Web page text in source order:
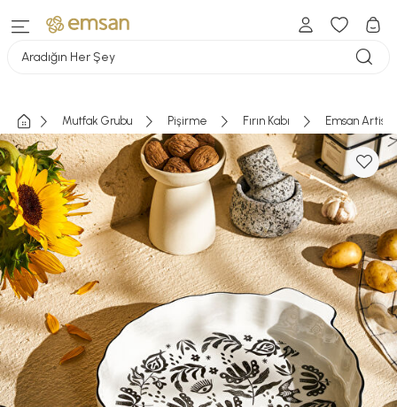
Aradığın Her Şey
Mutfak Grubu Pişirme Fırın Kabı Emsan